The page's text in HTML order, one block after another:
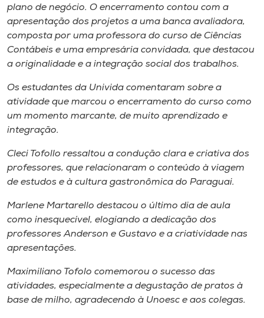
plano de negócio. O encerramento contou com a
apresentação dos projetos a uma banca avaliadora,
composta por uma professora do curso de Ciências
Contábeis e uma empresária convidada, que destacou
a originalidade e a integração social dos trabalhos.
Os estudantes da Univida comentaram sobre a
atividade que marcou o encerramento do curso como
um momento marcante, de muito aprendizado e
integração.
Cleci Tofollo ressaltou a condução clara e criativa dos
professores, que relacionaram o conteúdo à viagem
de estudos e à cultura gastronômica do Paraguai.
Marlene Martarello destacou o último dia de aula
como inesquecível, elogiando a dedicação dos
professores Anderson e Gustavo e a criatividade nas
apresentações.
Maximiliano Tofolo comemorou o sucesso das
atividades, especialmente a degustação de pratos à
base de milho, agradecendo à Unoesc e aos colegas.